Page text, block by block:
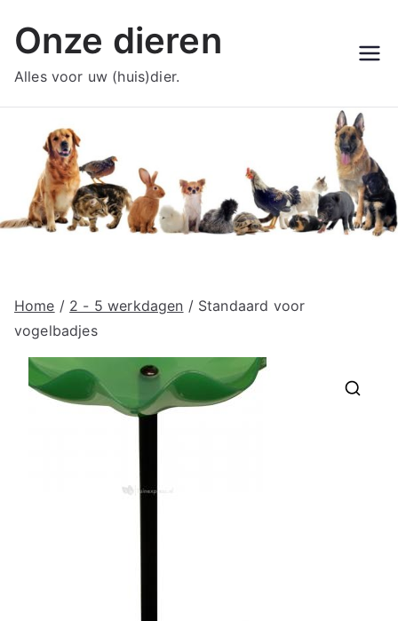
naar
inhoud
Onze dieren
Alles voor uw (huis)dier.
Home / 2 - 5 werkdagen / Standaard voor
vogelbadjes